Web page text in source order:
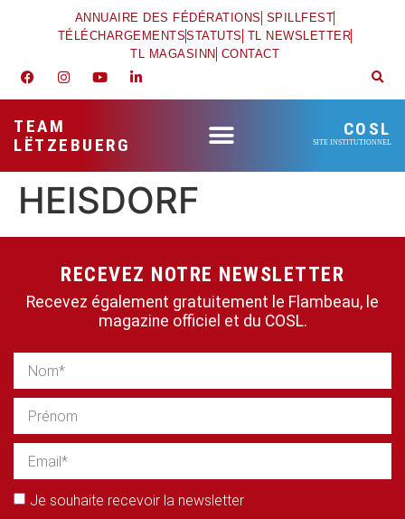
ANNUAIRE DES FÉDÉRATIONS SPILLFEST
TÉLÉCHARGEMENTSSTATUTS TL NEWSLETTER
TL MAGASINN CONTACT
TEAM
LËTZEBUERG
COSL
SITE INSTITUTIONNEL
HEISDORF
RECEVEZ NOTRE NEWSLETTER
Recevez également gratuitement le Flambeau, le
magazine officiel et du COSL.
Je souhaite recevoir la newsletter